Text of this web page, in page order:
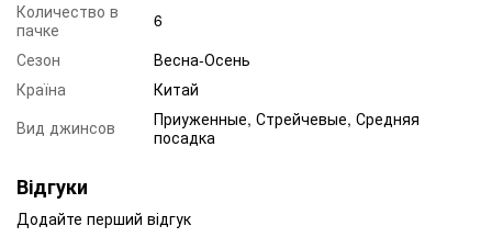
Количество в
пачке
6
Сезон
Весна-Осень
Країна
Китай
Вид джинсов
Приуженные, Стрейчевые, Средняя
посадка
Відгуки
Додайте перший відгук